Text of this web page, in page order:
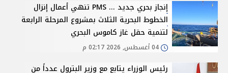
إنجاز بحري جديد ... PMS تنهي أعمال إنزال
الخطوط البحرية الثلاث بمشروع المرحلة الرابعة
لتنمية حقل غاز كاموس البحري
رئيس الوزراء يتابع مع وزير البترول عدداً من